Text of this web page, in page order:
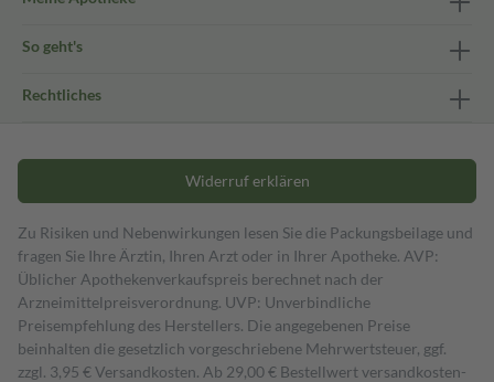
So geht's
Rechtliches
Widerruf erklären
Zu Risiken und Nebenwirkungen lesen Sie die Packungsbeilage und
fragen Sie Ihre Ärztin, Ihren Arzt oder in Ihrer Apotheke. AVP:
Üblicher Apothekenverkaufspreis berechnet nach der
Arzneimittelpreisverordnung. UVP: Unverbindliche
Preisempfehlung des Herstellers. Die angegebenen Preise
beinhalten die gesetzlich vorgeschriebene Mehrwertsteuer, ggf.
zzgl. 3,95 € Versandkosten. Ab 29,00 € Bestell­wert versand­kosten­